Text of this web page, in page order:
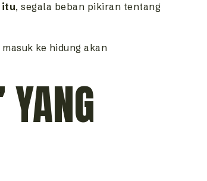
itu, segala beban pikiran tentang
ke hidung akan